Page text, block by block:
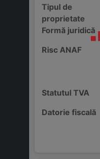
Tipul de
proprietate
Formă juridică
Risc ANAF
Statutul TVA
Datorie fiscală